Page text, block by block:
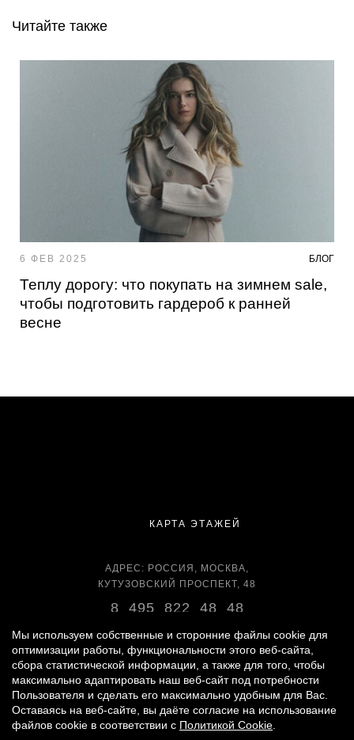
Читайте также
6 ФЕВ 2025 БЛОГ
Теплу дорогу: что покупать на зимнем sale,
чтобы подготовить гардероб к ранней
весне
КАРТА ЭТАЖЕЙ
АДРЕС: РОССИЯ, МОСКВА,
КУТУЗОВСКИЙ ПРОСПЕКТ, 48
8 495 822 48 48
ВРЕМЯ РАБОТЫ:
ЕЖЕДНЕВНО С 11:00 ДО 22:00
© 2007 - 2026«ВРЕМЕНА ГОДА»
Мы используем собственные и сторонние файлы cookie для
оптимизации работы, функциональности этого веб-сайта,
сбора статистической информации, а также для того, чтобы
максимально адаптировать наш веб-сайт под потребности
Пользователя и сделать его максимально удобным для Вас.
Оставаясь на веб-сайте, вы даёте согласие на использование
файлов cookie в соответствии с Политикой Cookie